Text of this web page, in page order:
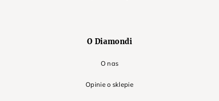
O Diamondi
O nas
Opinie o sklepie